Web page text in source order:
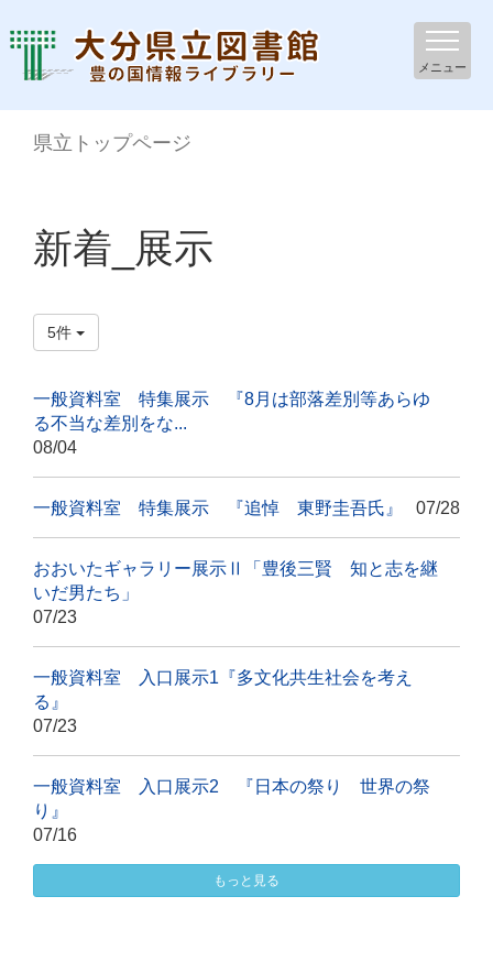
メニュー
県立トップページ
新着_展示
5件
一般資料室 特集展示 『8月は部落差別等あらゆ
る不当な差別をな...
08/04
一般資料室 特集展示 『追悼 東野圭吾氏』 07/28
おおいたギャラリー展示Ⅱ「豊後三賢 知と志を継
いだ男たち」
07/23
一般資料室 入口展示1『多文化共生社会を考え
る』
07/23
一般資料室 入口展示2 『日本の祭り 世界の祭
り』
07/16
もっと見る